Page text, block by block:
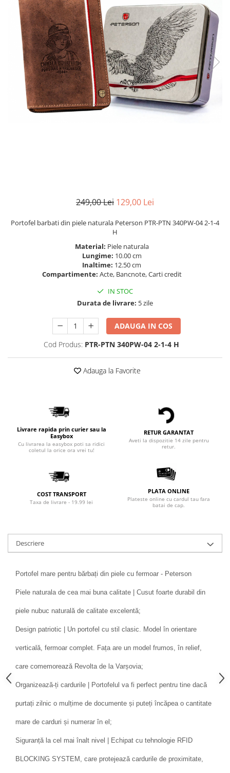
249,00 Lei 129,00 Lei
Portofel barbati din piele naturala Peterson PTR-PTN 340PW-04 2-1-4
H
Material: Piele naturala
Lungime: 10.00 cm
Inaltime: 12.50 cm
Compartimente: Acte, Bancnote, Carti credit
IN STOC
Durata de livrare: 5 zile
ADAUGA IN COS
Cod Produs: PTR-PTN 340PW-04 2-1-4 H
Adauga la Favorite
Livrare rapida prin curier sau la
Easybox
Cu livrarea la easybox poti sa ridici
coletul la orice ora vrei tu!
RETUR GARANTAT
Aveti la dispozitie 14 zile pentru
retur.
COST TRANSPORT
Taxa de livrare - 19.99 lei
PLATA ONLINE
Plateste online cu cardul tau fara
batai de cap.
Descriere
Portofel mare pentru bărbați din piele cu fermoar - Peterson
Piele naturala de cea mai buna calitate | Cusut foarte durabil din
piele nubuc naturală de calitate excelentă;
Design patriotic | Un portofel cu stil clasic. Model în orientare
verticală, fermoar complet. Fața are un model frumos, în relief,
care comemorează Revolta de la Varșovia;
Organizează-ți cardurile | Portofelul va fi perfect pentru tine dacă
purtați zilnic o mulțime de documente și puteți încăpea o cantitate
mare de carduri și numerar în el;
Siguranță la cel mai înalt nivel | Echipat cu tehnologie RFID
BLOCKING SYSTEM, care protejează cardurile de proximitate,